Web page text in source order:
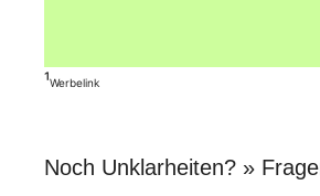
¹Werbelink
Noch Unklarheiten? »